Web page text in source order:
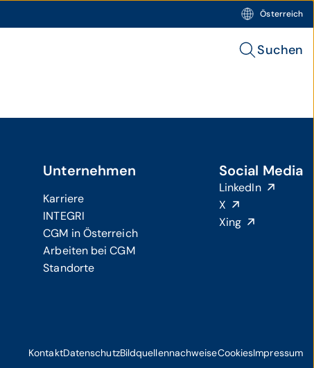
Österreich
Suchen
Unternehmen
Karriere
INTEGRI
CGM in Österreich
Arbeiten bei CGM
Standorte
Social Media
LinkedIn
X
Xing
KontaktDatenschutzBildquellennachweiseCookiesImpressum